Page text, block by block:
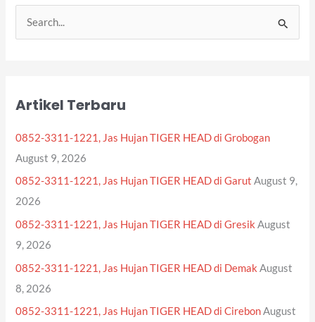
c
Artikel Terbaru
0852-3311-1221, Jas Hujan TIGER HEAD di Grobogan
August 9, 2026
0852-3311-1221, Jas Hujan TIGER HEAD di Garut August 9,
2026
0852-3311-1221, Jas Hujan TIGER HEAD di Gresik August
9, 2026
0852-3311-1221, Jas Hujan TIGER HEAD di Demak August
8, 2026
0852-3311-1221, Jas Hujan TIGER HEAD di Cirebon August